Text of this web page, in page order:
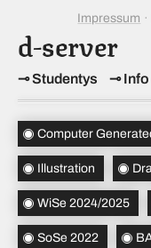
d-server
Studentys Info
Impressum
Topics(4)
Computer
Illustration
WiSe 2024/2025
SoSe 2022